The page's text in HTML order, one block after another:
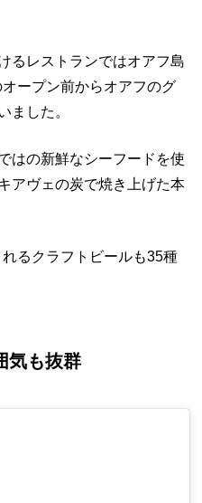
るレストランではオアフ島
ープン前からオアフのグ
ました。
はの新鮮なシーフードを使
アヴェの炭で焼き上げた本
るクラフトビールも35種
気も抜群